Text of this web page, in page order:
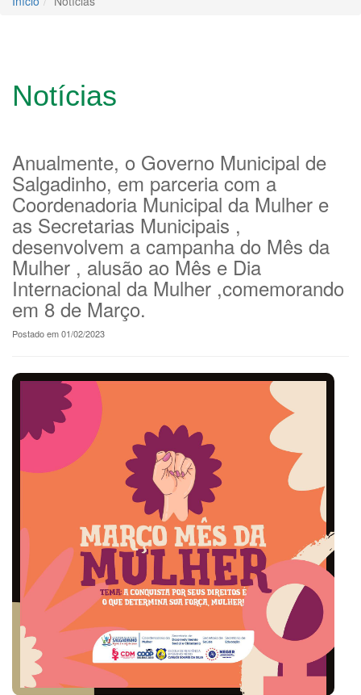
Notícias
Anualmente, o Governo Municipal de
Salgadinho, em parceria com a
Coordenadoria Municipal da Mulher e
as Secretarias Municipais ,
desenvolvem a campanha do Mês da
Mulher , alusão ao Mês e Dia
Internacional da Mulher ,comemorando
em 8 de Março.
Postado em 01/02/2023